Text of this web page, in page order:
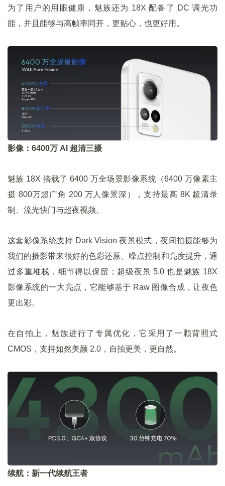
为了用户的用眼健康，魅族还为 18X 配备了 DC 调光功
能，并且能够与高帧率同开，更贴心，也更好用。
影像：6400万 AI 超清三摄
魅族 18X 搭载了 6400 万全场景影像系统（6400 万像素主
摄 800万超广角 200 万人像景深），支持最高 8K 超清录
制、流光快门与超夜视频。
这套影像系统支持 Dark Vision 夜景模式，夜间拍摄能够为
我们的摄影带来很好的色彩还原、噪点控制和亮度提升，通
过多重堆栈，细节得以保留；超级夜景 5.0 也是魅族 18X
影像系统的一大亮点，它能够基于 Raw 图像合成，让夜色
更出彩。
在自拍上，魅族进行了专属优化，它采用了一颗背照式
CMOS，支持如然美颜 2.0，自拍更美，更自然。
续航：新一代续航王者